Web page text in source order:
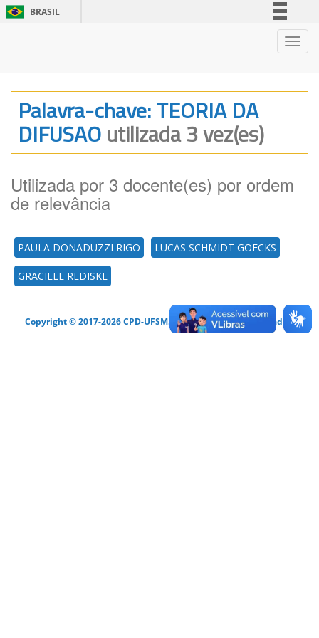
BRASIL
Legislação
Canais
Palavra-chave: TEORIA DA
DIFUSAOutilizada 3 vez(es)
Utilizada por 3 docente(es) por ordem
de relevância
PAULA DONADUZZI RIGO LUCAS SCHMIDT GOECKS
GRACIELE REDISKE
Copyright © 2017-2026 CPD-UFSM. Todos os direitos reservados.